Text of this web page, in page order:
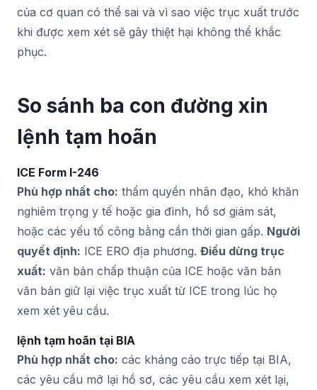
của cơ quan có thể sai và vì sao việc trục xuất trước
khi được xem xét sẽ gây thiệt hại không thể khắc
phục.
So sánh ba con đường xin
lệnh tạm hoãn
ICE Form I-246
Phù hợp nhất cho: thẩm quyền nhân đạo, khó khăn
nghiêm trọng y tế hoặc gia đình, hồ sơ giám sát,
hoặc các yếu tố công bằng cần thời gian gấp. Người
quyết định: ICE ERO địa phương. Điều dừng trục
xuất: văn bản chấp thuận của ICE hoặc văn bản
văn bản giữ lại việc trục xuất từ ICE trong lúc họ
xem xét yêu cầu.
lệnh tạm hoãn tại BIA
Phù hợp nhất cho: các kháng cáo trực tiếp tại BIA,
các yêu cầu mở lại hồ sơ, các yêu cầu xem xét lại,